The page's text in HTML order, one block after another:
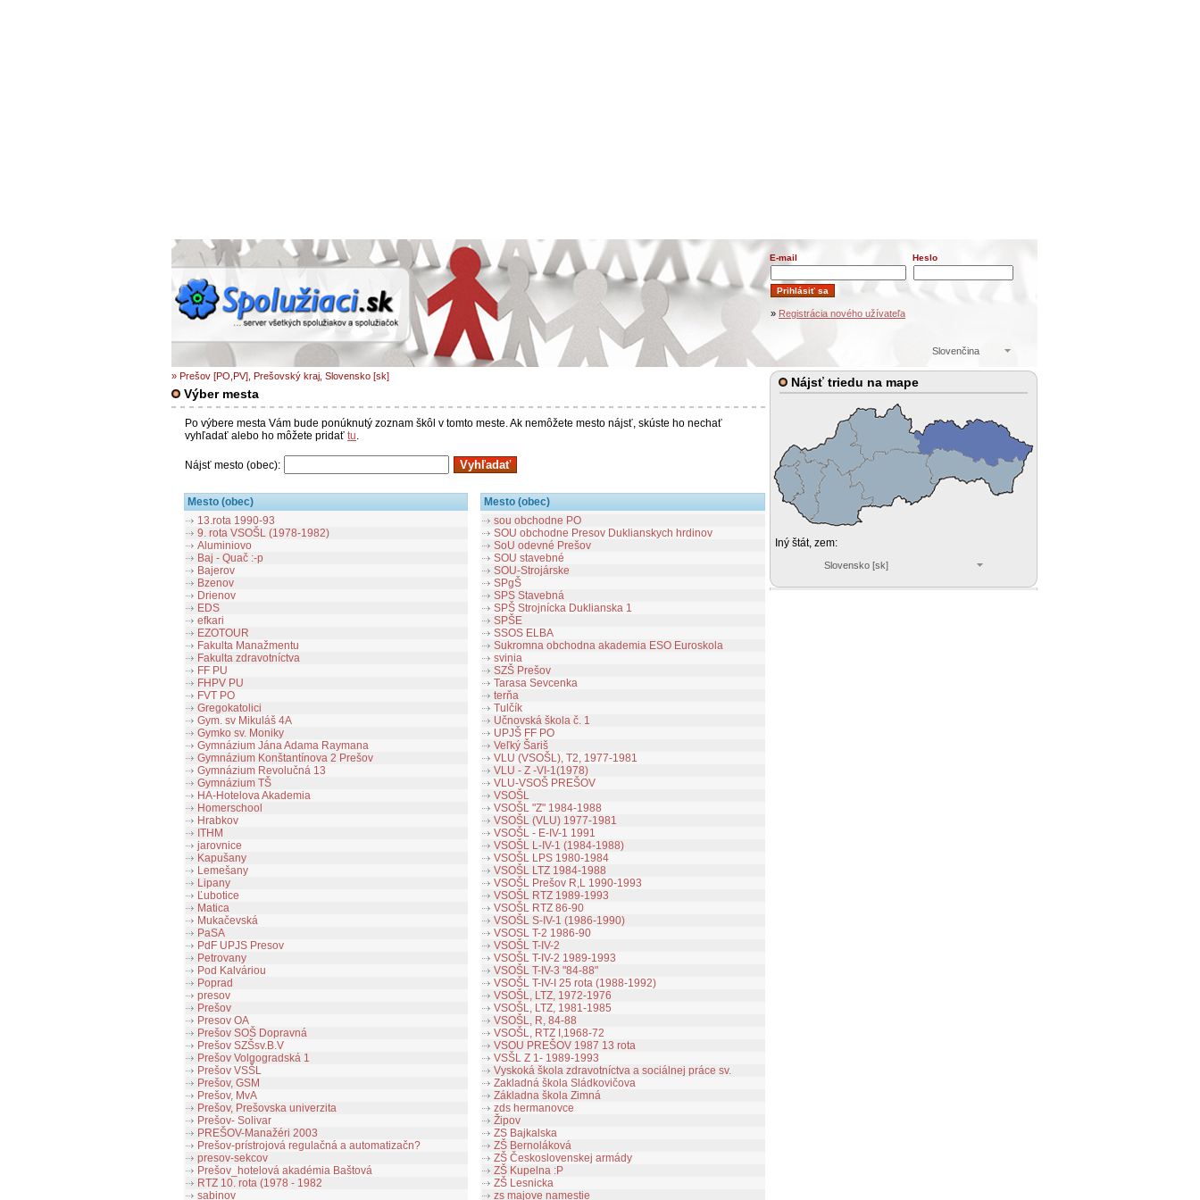
E-mail Heslo
» Registrácia nového užívateľa
Slovenčina
Nájsť triedu na mape
Iný štát, zem:
Slovensko [sk]
» Prešov [PO,PV], Prešovský kraj, Slovensko [sk]
Výber mesta
Po výbere mesta Vám bude ponúknutý zoznam škôl v tomto meste. Ak nemôžete mesto nájsť, skúste ho nechať
vyhľadať alebo ho môžete pridať tu
Nájsť mesto (obec):
Mesto (obec)
Mesto (obec)
13.rota 1990-93
9. rota VSOŠL (1978-1982)
Aluminiovo
Baj - Quač :-p
Bajerov
Bzenov
Drienov
EDS
efkari
EZOTOUR
Fakulta Manažmentu
Fakulta zdravotníctva
FF PU
FHPV PU
FVT PO
Gregokatolici
Gym. sv Mikuláš 4A
Gymko sv. Moniky
Gymnázium Jána Adama Raymana
Gymnázium Konštantínova 2 Prešov
Gymnázium Revolučná 13
Gymnázium TŠ
HA-Hotelova Akademia
Homerschool
Hrabkov
ITHM
jarovnice
Kapušany
Lemešany
Lipany
Ľubotice
Matica
Mukačevská
PaSA
PdF UPJS Presov
Petrovany
Pod Kalváriou
Poprad
presov
Prešov
Presov OA
Prešov SOŠ Dopravná
Prešov SZŠsv.B.V
Prešov Volgogradská 1
Prešov VSŠL
Prešov, GSM
Prešov, MvA
Prešov, Prešovska univerzita
Prešov- Solivar
PREŠOV-Manažéri 2003
Prešov-prístrojová regulačná a automatizačn?
presov-sekcov
Prešov_hotelová akadémia Baštová
RTZ 10. rota (1978 - 1982
sabinov
sou obchodne PO
SOU obchodne Presov Duklianskych hrdinov
SoU odevné Prešov
SOU stavebné
SOU-Strojárske
SPgŠ
SPS Stavebná
SPŠ Strojnícka Duklianska 1
SPŠE
SSOS ELBA
Sukromna obchodna akademia ESO Euroskola
svinia
SZŠ Prešov
Tarasa Sevcenka
terňa
Tulčík
Učnovská škola č. 1
UPJŠ FF PO
Veľký Šariš
VLU (VSOŠL), T2, 1977-1981
VLU - Z -VI-1(1978)
VLU-VSOŠ PREŠOV
VSOŠL
VSOŠL "Z" 1984-1988
VSOŠL (VLU) 1977-1981
VSOŠL - E-IV-1 1991
VSOŠL L-IV-1 (1984-1988)
VSOŠL LPS 1980-1984
VSOŠL LTZ 1984-1988
VSOŠL Prešov R,L 1990-1993
VSOŠL RTZ 1989-1993
VSOŠL RTZ 86-90
VSOŠL S-IV-1 (1986-1990)
VSOSL T-2 1986-90
VSOŠL T-IV-2
VSOŠL T-IV-2 1989-1993
VSOŠL T-IV-3 "84-88"
VSOŠL T-IV-I 25 rota (1988-1992)
VSOŠL, LTZ, 1972-1976
VSOŠL, LTZ, 1981-1985
VSOŠL, R, 84-88
VSOŠL, RTZ I,1968-72
VSOU PREŠOV 1987 13 rota
VSŠL Z 1- 1989-1993
Vyskoká škola zdravotníctva a sociálnej práce sv.
Zakladná škola Sládkovičova
Základna škola Zimná
zds hermanovce
Žipov
ZS Bajkalska
ZŠ Bernoláková
ZŠ Československej armády
ZŠ Kupelna :P
ZŠ Lesnicka
zs majove namestie